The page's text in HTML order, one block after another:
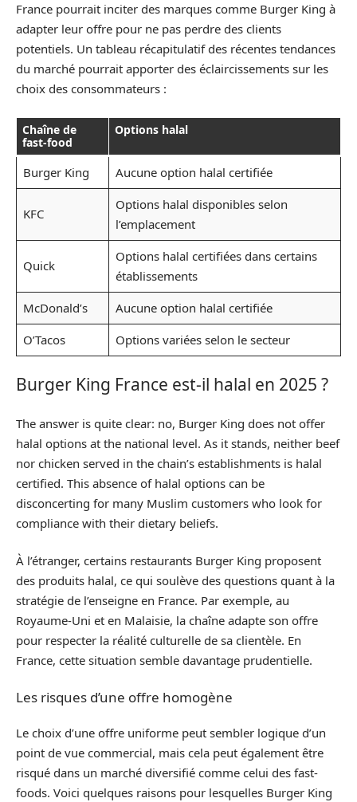
France pourrait inciter des marques comme Burger King à
adapter leur offre pour ne pas perdre des clients
potentiels. Un tableau récapitulatif des récentes tendances
du marché pourrait apporter des éclaircissements sur les
choix des consommateurs :
Chaîne de
fast-food
Options halal
Burger King Aucune option halal certifiée
KFC
Options halal disponibles selon
l’emplacement
Quick
Options halal certifiées dans certains
établissements
McDonald’s
Aucune option halal certifiée
O’Tacos
Options variées selon le secteur
Burger King France est-il halal en 2025 ?
The answer is quite clear: no, Burger King does not offer
halal options at the national level. As it stands, neither beef
nor chicken served in the chain’s establishments is halal
certified. This absence of halal options can be
disconcerting for many Muslim customers who look for
compliance with their dietary beliefs.
À l’étranger, certains restaurants Burger King proposent
des produits halal, ce qui soulève des questions quant à la
stratégie de l’enseigne en France. Par exemple, au
Royaume-Uni et en Malaisie, la chaîne adapte son offre
pour respecter la réalité culturelle de sa clientèle. En
France, cette situation semble davantage prudentielle.
Les risques d’une offre homogène
Le choix d’une offre uniforme peut sembler logique d’un
point de vue commercial, mais cela peut également être
risqué dans un marché diversifié comme celui des fast-
foods. Voici quelques raisons pour lesquelles Burger King